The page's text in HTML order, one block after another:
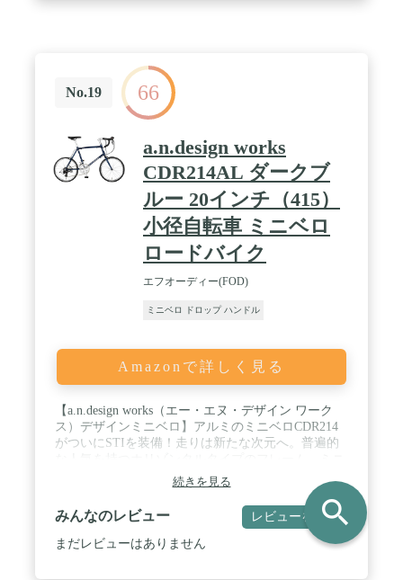
No.19 66
a.n.design works
CDR214AL ダークブ
ルー 20インチ（415）
小径自転車 ミニベロ
ロードバイク
エフオーディー(FOD)
ミニベロ ドロップ ハンドル
Amazonで詳しく見る
【a.n.design works（エー・エヌ・デザイン ワーク
ス）デザインミニベロ】アルミのミニベロCDR214
がついにSTIを装備！走りは新たな次元へ。普遍的
ベロでもその美しさは衰えません。しかもこのルッ
クスでアルミ製。軽量でサビや衝撃にも強いアルミ
ニウムは、自転車のベストパートナーです。 / ＜カ
ラー＞ポリッシュシルバー、シャンパンゴールド、
ダークブルー、マットブラック、ネイビーブルー /
続きを見る
みんなのレビュー レビューを書く
まだレビューはありません
search